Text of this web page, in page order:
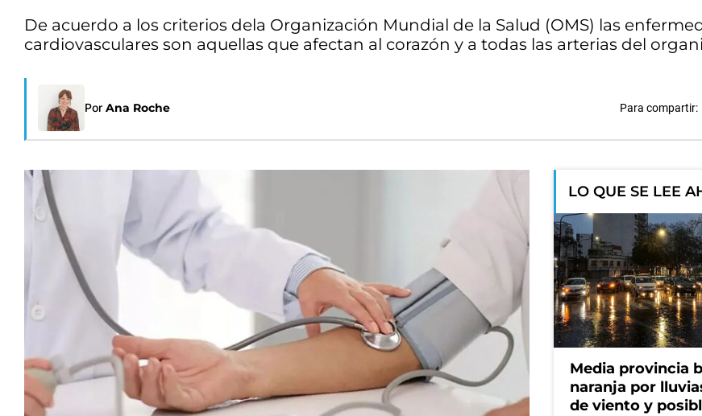
De acuerdo a los criterios dela Organización Mundial de la Salud (OMS) las
cardiovasculares son aquellas que afectan al corazón y a todas las arterias del
Por Ana Roche Para compartir:
LO QUE SE LEE
Media provincia
naranja por
de viento y